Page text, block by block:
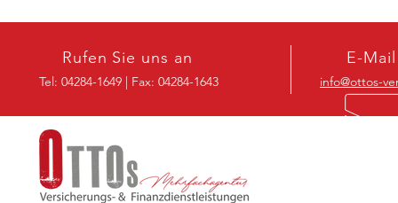
Rufen Sie uns an
Tel: 04284-1649 | Fax: 04284-1643
E-
info@ottos-